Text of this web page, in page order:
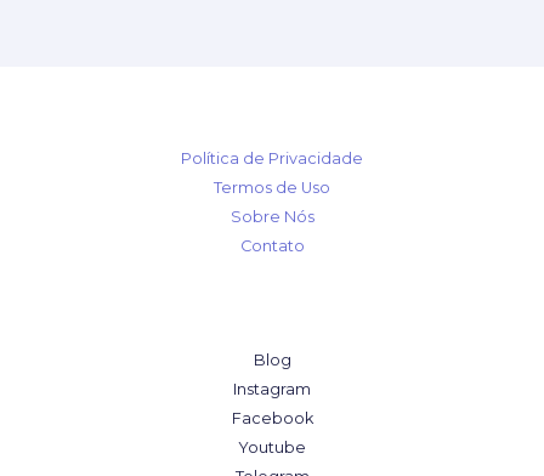
Política de Privacidade
Termos de Uso
Sobre Nós
Contato
Blog
Instagram
Facebook
Youtube